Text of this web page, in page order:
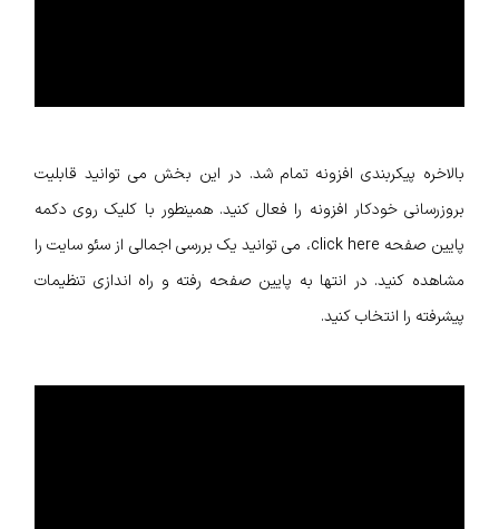
بالاخره پیکربندی افزونه تمام شد. در این بخش می توانید قابلیت
بروزرسانی خودکار افزونه را فعال کنید. همینطور با کلیک روی دکمه
پایین صفحه click here، می توانید یک بررسی اجمالی از سئو سایت را
مشاهده کنید. در انتها به پایین صفحه رفته و راه اندازی تنظیمات
پیشرفته را انتخاب کنید.